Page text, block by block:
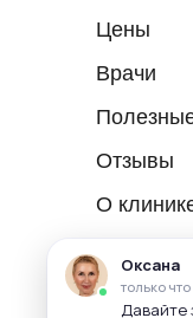
Цены
Врачи
Отзывы
О